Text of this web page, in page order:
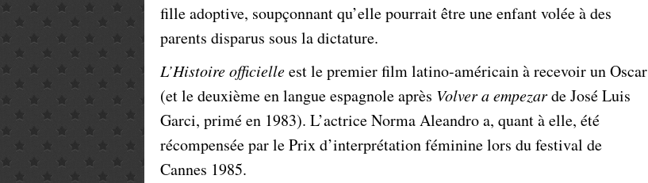
fille adoptive, soupçonnant qu’elle pourrait être une enfant volée à des
parents disparus sous la dictature.
L’Histoire officielleest le premier film latino-américain à recevoir un Oscar
(et le deuxième en langue espagnole après Volver a empezarde José Luis
Garci, primé en 1983). L’actrice Norma Aleandro a, quant à elle, été
récompensée par le Prix d’interprétation féminine lors du festival de
Cannes 1985.